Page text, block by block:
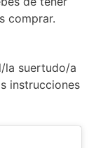
comprar.
la suertudo/a
instrucciones